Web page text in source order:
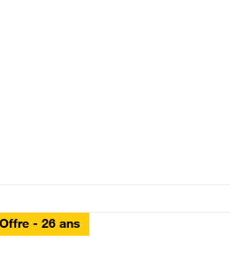
Offre - 26 ans